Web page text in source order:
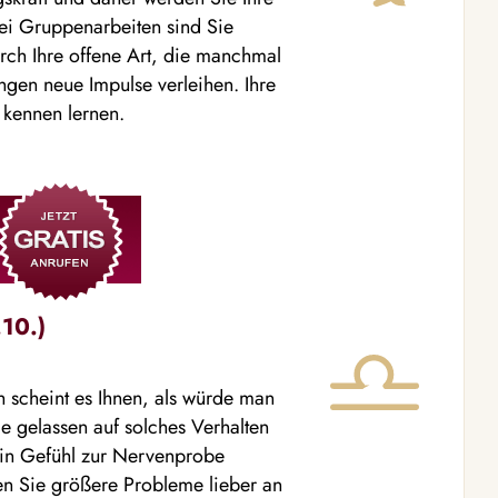
Gruppenarbeiten sind Sie
Ihre offene Art, die manchmal
neue Impulse verleihen. Ihre
lernen.
es Ihnen, als würde man
gelassen auf solches Verhalten
Gefühl zur Nervenprobe
Sie größere Probleme lieber an